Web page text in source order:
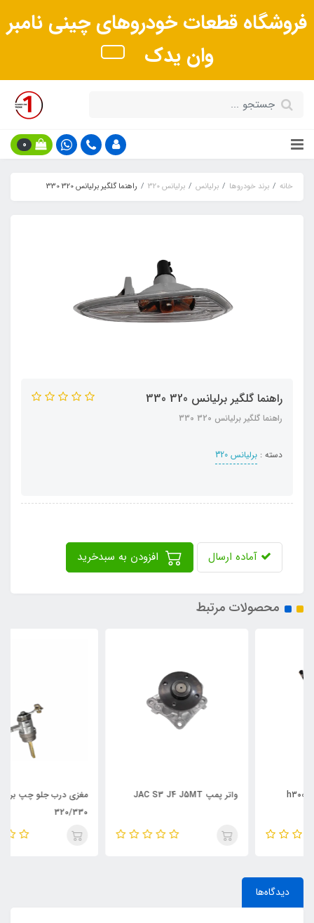
فروشگاه قطعات خودروهای چینی نامبر
وان یدک
0
خانه برند خودروها برلیانس برلیانس 320 راهنما گلگیر برلیانس 320 330
راهنما گلگیر برلیانس 320 330
راهنما گلگیر برلیانس 320 330
دسته : برلیانس 320
آماده ارسال
محصولات مرتبط
واتر پمپ JAC S3 J4 J5MT
مغزی درب جلو چپ برلیانس سری
دیدگاه‌ها